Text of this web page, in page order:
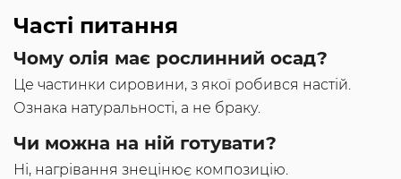
Часті питання
Чому олія має рослинний осад?
Це частинки сировини, з якої робився настій.
Ознака натуральності, а не браку.
Чи можна на ній готувати?
Ні, нагрівання знецінює композицію.